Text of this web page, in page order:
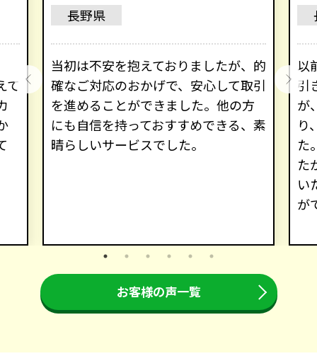
て
長野県
当初は不安を抱えておりましたが、的
確なご対応のおかげで、安心して取引
を進めることができました。他の方
にも自信を持っておすすめできる、素
晴らしいサービスでした。
以
引
が
り
た
た
い
が
お客様の声一覧